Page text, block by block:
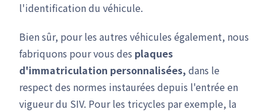
l'identification du véhicule.
Bien sûr, pour les autres véhicules également, nous
fabriquons pour vous des plaques
d'immatriculation personnalisées, dans le
respect des normes instaurées depuis l'entrée en
vigueur du SIV. Pour les tricycles par exemple, la